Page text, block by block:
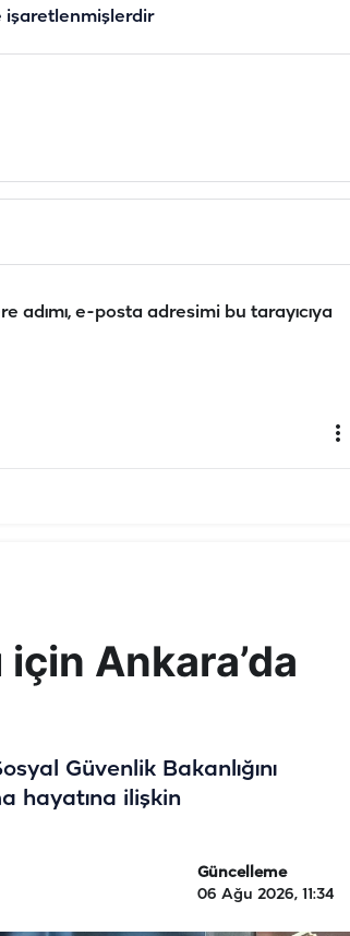
işaretlenmişlerdir
adımı, e-posta adresimi bu tarayıcıya
için Ankara’da
Güvenlik Bakanlığını
hayatına ilişkin
Güncelleme
06 Ağu 2026, 11:34